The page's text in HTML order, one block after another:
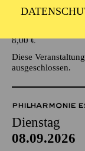
8,00€
Diese
ausgeschlossen.
PHILHARMONIE
Dienstag
08.09.2026